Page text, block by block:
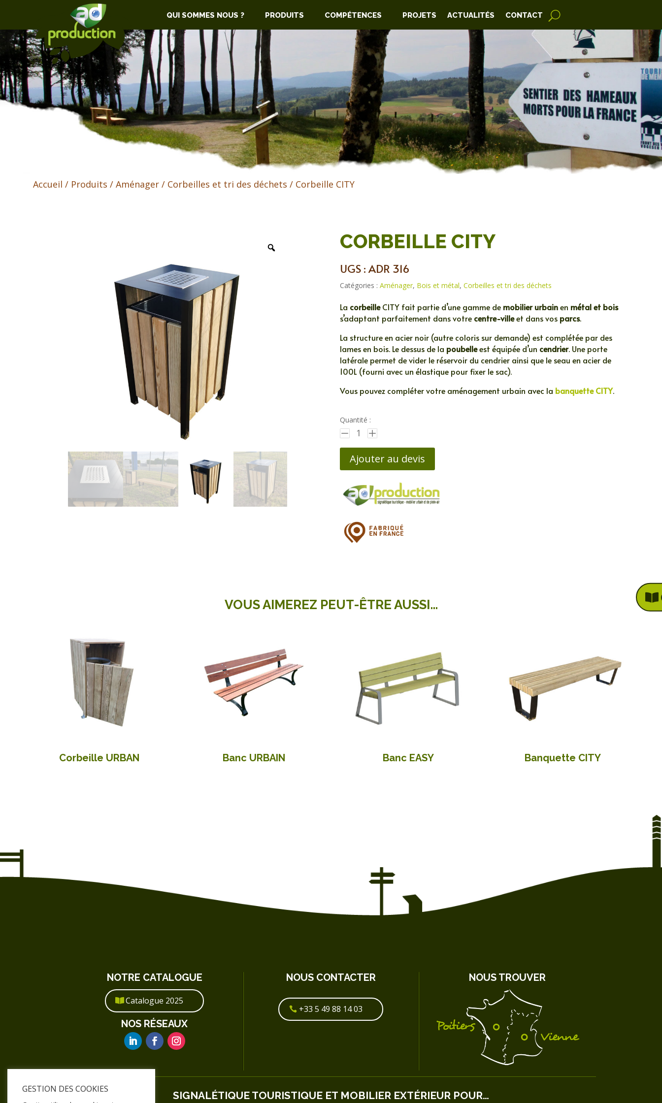
QUI SOMMES NOUS ? PRODUITS COMPÉTENCES PROJETS ACTUALITÉS CONTACT
Accueil / Produits /Aménager / Corbeilles et tri des déchets / Corbeille CITY
CORBEILLE CITY
UGS :ADR 316
Catégories :Aménager, Bois et métal,Corbeilles et tri des déchets
La corbeilleCITY fait partie d’une gamme de mobilier urbainen métal et bois
s’adaptant parfaitement dans votre centre-villeet dans vos parcs.
La structure en acier noir (autre coloris sur demande) est complétée par des
lames en bois. Le dessus de la poubelleest équipée d’un cendrier. Une porte
latérale permet de vider le réservoir du cendrier ainsi que le seau en acier de
100L (fourni avec un élastique pour fixer le sac).
Vous pouvez compléter votre aménagement urbain avec la banquette CITY.
Quantité :
1
Ajouter au devis
VOUS AIMEREZ PEUT-ÊTRE AUSSI…
Corbeille URBAN Banc URBAIN Banc EASY Banquette CITY
NOTRE CATALOGUE
Catalogue 2025
NOS RÉSEAUX
NOUS CONTACTER
+33 5 49 88 14 03
NOUS TROUVER
SIGNALÉTIQUE TOURISTIQUE ET MOBILIER EXTÉRIEUR POUR…
GESTION DES COOKIES